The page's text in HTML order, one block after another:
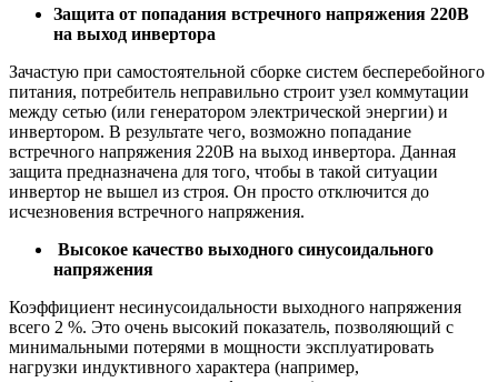
Защита от попадания встречного напряжения 220В
на выход инвертора
Зачастую при самостоятельной сборке систем бесперебойного
питания, потребитель неправильно строит узел коммутации
между сетью (или генератором электрической энергии) и
инвертором. В результате чего, возможно попадание
встречного напряжения 220В на выход инвертора. Данная
защита предназначена для того, чтобы в такой ситуации
инвертор не вышел из строя. Он просто отключится до
исчезновения встречного напряжения.
Высокое качество выходного синусоидального
напряжения
Коэффициент несинусоидальности выходного напряжения
всего 2 %. Это очень высокий показатель, позволяющий с
минимальными потерями в мощности эксплуатировать
нагрузки индуктивного характера (например,